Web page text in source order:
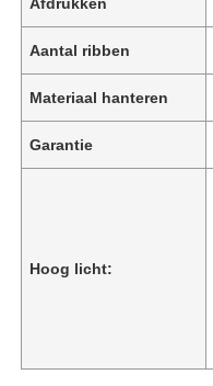
Aantal ribben
Materiaal hanteren
Garantie
Hoog licht: